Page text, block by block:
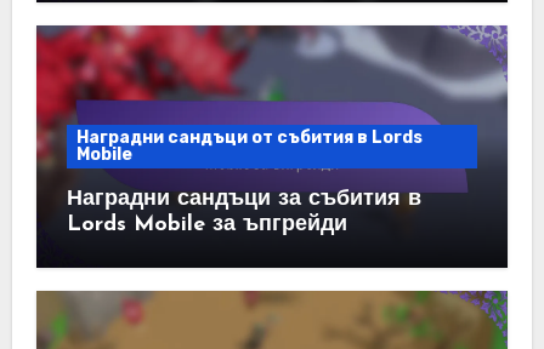
Наградни сандъци от събития в Lords
Mobile
Наградни сандъци за събития в
Lords Mobile за ъпгрейди